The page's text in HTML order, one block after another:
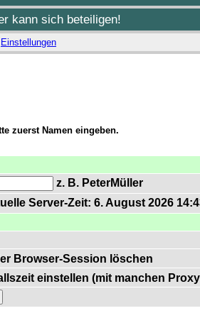
kann sich beteiligen!
Einstellungen
zuerst Namen eingeben.
z. B. PeterMüller
Server-Zeit: 6. August 2026
Browser-Session löschen
einstellen (mit manchen